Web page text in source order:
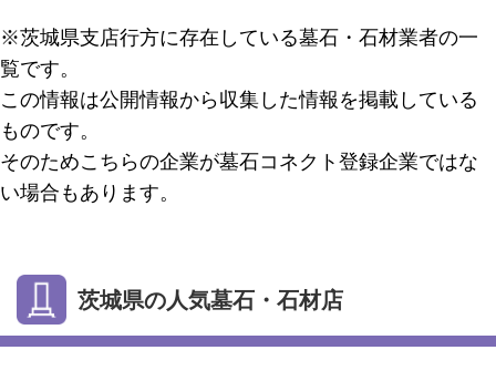
※茨城県支店行方に存在している墓石・石材業者の一
覧です。
この情報は公開情報から収集した情報を掲載している
ものです。
そのためこちらの企業が墓石コネクト登録企業ではな
い場合もあります。
茨城県の人気墓石・石材店